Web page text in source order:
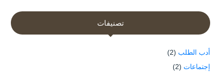
تصنيفات
أدب الطلب (2)
إجتماعات (2)